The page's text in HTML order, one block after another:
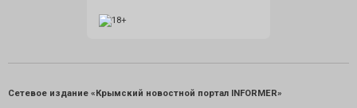
Сетевое издание «Крымский новостной портал INFORMER»